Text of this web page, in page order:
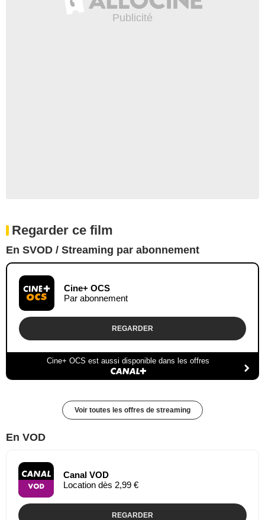
Regarder ce film
En SVOD / Streaming par abonnement
Cine+ OCS
Par abonnement
REGARDER
Cine+ OCS est aussi disponible dans les offres
Voir toutes les offres de streaming
En VOD
Canal VOD
Location dès 2,99 €
REGARDER